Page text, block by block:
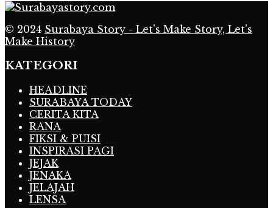
© 2024 Surabaya Story - Let's Make Story, Let's
Make History
KATEGORI
HEADLINE
SURABAYA TODAY
CERITA KITA
RANA
FIKSI & PUISI
INSPIRASI PAGI
JEJAK
JENAKA
JELAJAH
LENSA